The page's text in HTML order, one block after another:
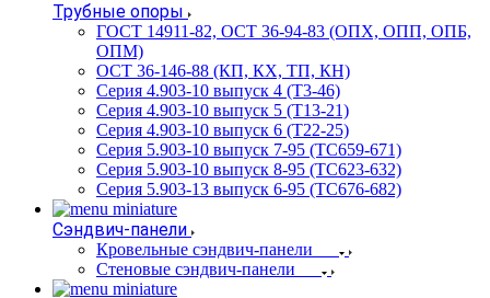
Трубные опоры
ГОСТ 14911-82, ОСТ 36-94-83 (ОПХ, ОПП, ОПБ,
ОПМ)
ОСТ 36-146-88 (КП, КХ, ТП, КН)
Серия 4.903-10 выпуск 4 (Т3-46)
Серия 4.903-10 выпуск 5 (Т13-21)
Серия 4.903-10 выпуск 6 (Т22-25)
Серия 5.903-10 выпуск 7-95 (ТС659-671)
Серия 5.903-10 выпуск 8-95 (ТС623-632)
Серия 5.903-13 выпуск 6-95 (ТС676-682)
Сэндвич-панели
Кровельные сэндвич-панели
Стеновые сэндвич-панели